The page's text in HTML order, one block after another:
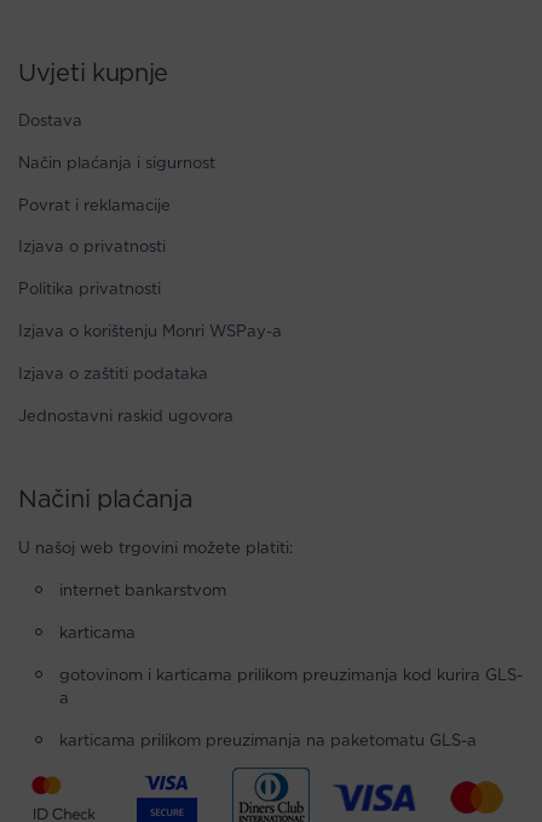
Uvjeti kupnje
Dostava
Način plaćanja i sigurnost
Povrat i reklamacije
Izjava o privatnosti
Politika privatnosti
Izjava o korištenju Monri WSPay-a
Izjava o zaštiti podataka
Jednostavni raskid ugovora
Načini plaćanja
U našoj web trgovini možete platiti:
internet bankarstvom
karticama
gotovinom i karticama prilikom preuzimanja kod kurira GLS-
a
karticama prilikom preuzimanja na paketomatu GLS-a